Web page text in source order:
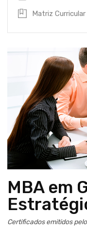
Matriz Curricular
MBA em
Certificados emitidos